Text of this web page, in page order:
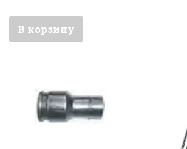
В корзину